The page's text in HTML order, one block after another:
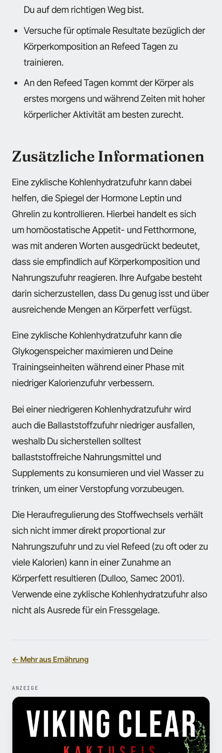
Du auf dem richtigen Weg bist.
Versuche für optimale Resultate bezüglich der
Körperkomposition an Refeed Tagen zu
trainieren.
An den Refeed Tagen kommt der Körper als
erstes morgens und während Zeiten mit hoher
körperlicher Aktivität am besten zurecht.
Zusätzliche Informationen
Eine zyklische Kohlenhydratzufuhr kann dabei
helfen, die Spiegel der Hormone Leptin und
Ghrelin zu kontrollieren. Hierbei handelt es sich
um homöostatische Appetit- und Fetthormone,
was mit anderen Worten ausgedrückt bedeutet,
dass sie empfindlich auf Körperkomposition und
Nahrungszufuhr reagieren. Ihre Aufgabe besteht
darin sicherzustellen, dass Du genug isst und über
ausreichende Mengen an Körperfett verfügst.
Eine zyklische Kohlenhydratzufuhr kann die
Glykogenspeicher maximieren und Deine
Trainingseinheiten während einer Phase mit
niedriger Kalorienzufuhr verbessern.
Bei einer niedrigeren Kohlenhydratzufuhr wird
auch die Ballaststoffzufuhr niedriger ausfallen,
weshalb Du sicherstellen solltest
ballaststoffreiche Nahrungsmittel und
Supplements zu konsumieren und viel Wasser zu
trinken, um einer Verstopfung vorzubeugen.
Die Heraufregulierung des Stoffwechsels verhält
sich nicht immer direkt proportional zur
Nahrungszufuhr und zu viel Refeed (zu oft oder zu
viele Kalorien) kann in einer Zunahme an
Körperfett resultieren (Dulloo, Samec 2001).
Verwende eine zyklische Kohlenhydratzufuhr also
nicht als Ausrede für ein Fressgelage.
← Mehr aus Ernährung
ANZEIGE